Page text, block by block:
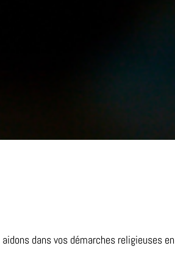
dans vos démarches religieuses en